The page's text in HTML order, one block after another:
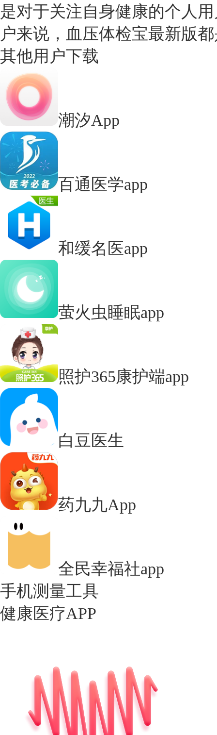
是对于关注自身健康的个人
户来说，血压体检宝最新版
其他用户下载
潮汐App
百通医学app
和缓名医app
萤火虫睡眠app
照护365康护端app
白豆医生
药九九App
全民幸福社app
手机测量工具
健康医疗APP